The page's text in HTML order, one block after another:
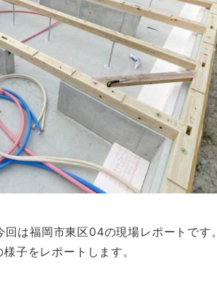
は福岡市東区04の現場レポートです。
子をレポートします。